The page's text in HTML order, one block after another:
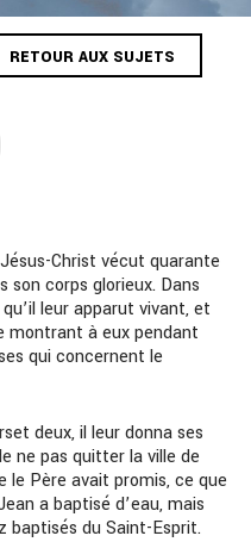
RETOUR AUX SUJETS
Christ vécut quarante
son corps glorieux. Dans
leur apparut vivant, et
montrant à eux pendant
qui concernent le
deux, il leur donna ses
ne pas quitter la ville de
le Père avait promis, ce que
a baptisé d’eau, mais
baptisés du Saint-Esprit.